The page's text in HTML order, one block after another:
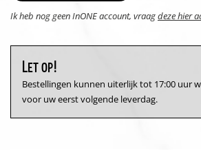
Ik heb nog geen InONE account, vraagdeze hier
Let op!
Bestellingen kunnen uiterlijk tot 17:00 uur
voor uw eerst volgende leverdag.